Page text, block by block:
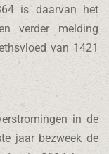
is daarvan het
verder melding
van 1421
in de
jaar bezweek de